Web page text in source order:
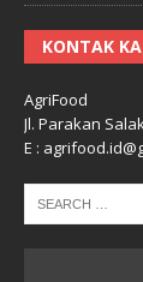
KONTAK
AgriFood
Jl. Parakan
E :